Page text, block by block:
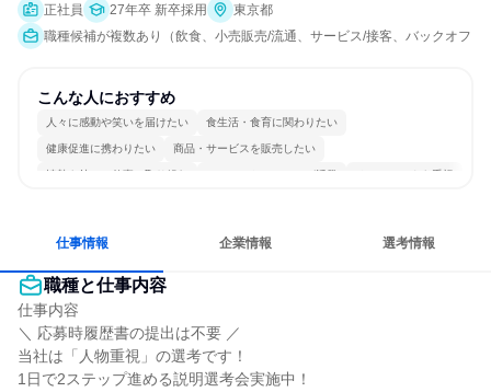
正社員
27年卒 新卒採用
東京都
職種候補が複数あり（飲食、小売販売/流通、サービス/接客、バックオフ
こんな人におすすめ
人々に感動や笑いを届けたい 食生活・食育に関わりたい
健康促進に携わりたい 商品・サービスを販売したい
情熱を持って仕事に取り組む コミュニケーションが活発 チームワークを重視
仕事情報 企業情報 選考情報
職種と仕事内容
仕事内容
＼ 応募時履歴書の提出は不要 ／
当社は「人物重視」の選考です！
1日で2ステップ進める説明選考会実施中！